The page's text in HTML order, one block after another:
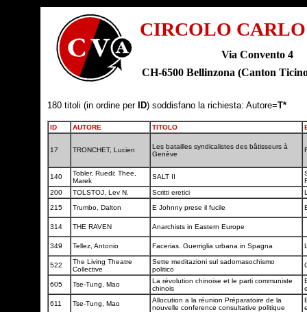
CIRCOLO
Via Convento 4
CH-6500 Bellinzona (Canton
180 titoli (in ordine per ID) soddisfano la richiesta: Autore=T*
ID AUTORE TITOLO
17 TRONCHET, Lucien
Les batailles syndicalistes des bâtisseurs à
Genève
140
Tobler, Ruedi; Thee,
Marek
SALT II
200
TOLSTOJ, Lev N. Scritti eretici
215
Trumbo, Dalton E Johnny prese il fucile
314 THE RAVEN Anarchists in Eastern Europe
349 Tellez, Antonio Facerias. Guerriglia urbana in Spagna
522
The Living Theatre
Collective
Sette meditazioni sul sadomasochismo
politico
605 Tse-Tung, Mao
La révolution chinoise et le parti communiste
chinois
611
Tse-Tung, Mao
Allocution a la réunion Préparatoire de la
nouvelle conference consultative politique